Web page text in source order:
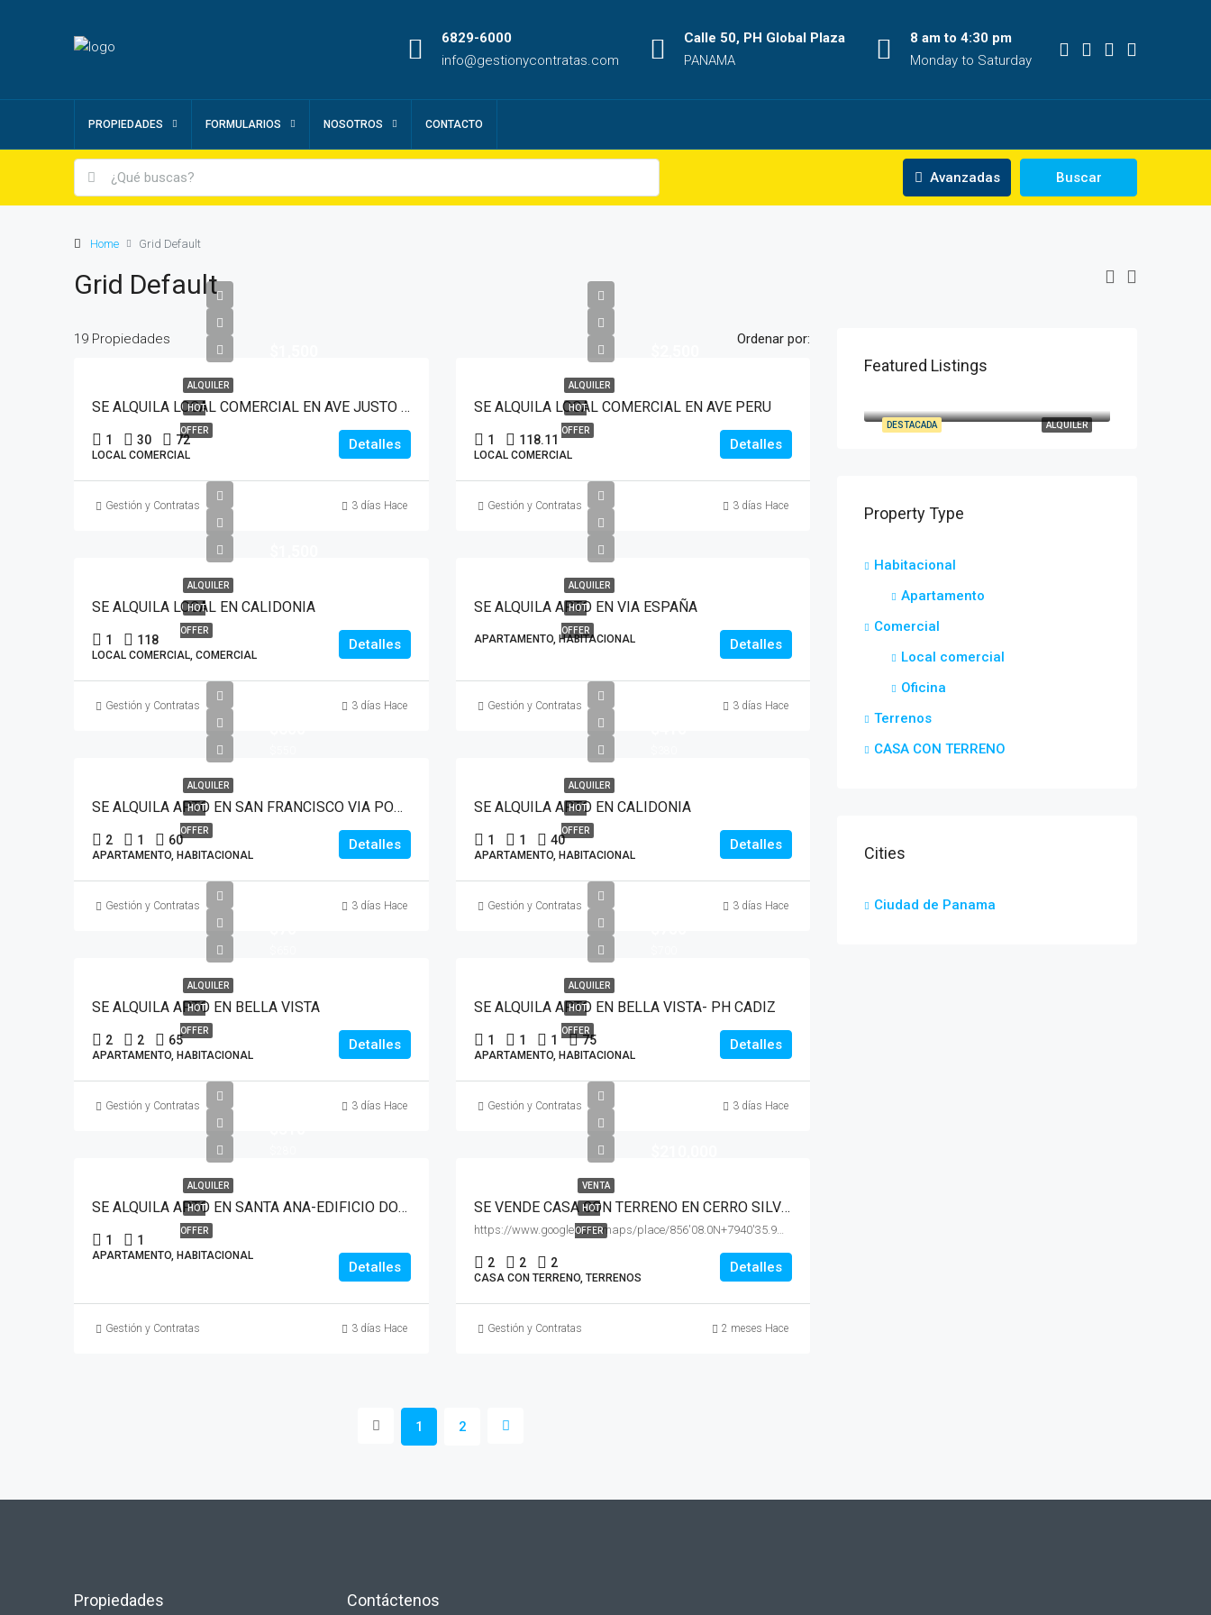
6829-6000
info@gestionycontratas.com
Calle 50, PH Global Plaza
PANAMA
8 am to 4:30 pm
Monday to Saturday
PROPIEDADES FORMULARIOS NOSOTROS CONTACTO
Avanzadas Buscar
Home Grid Default
Grid Default
19 Propiedades Ordenar por:
ALQUILER
HOT
OFFER
SE ALQUILA LOCAL COMERCIAL EN AVE JUSTO AROSEMENA
1 30 72
LOCAL COMERCIAL
Detalles
Gestión y Contratas 3 días Hace
ALQUILER
HOT
OFFER
SE ALQUILA LOCAL COMERCIAL EN AVE PERU
1 118.11
LOCAL COMERCIAL
Detalles
Gestión y Contratas 3 días Hace
ALQUILER
HOT
OFFER
SE ALQUILA LOCAL EN CALIDONIA
1 118
LOCAL COMERCIAL, COMERCIAL
Detalles
Gestión y Contratas 3 días Hace
ALQUILER
HOT
OFFER
SE ALQUILA APTO EN VIA ESPAÑA
APARTAMENTO, HABITACIONAL Detalles
Gestión y Contratas 3 días Hace
ALQUILER
HOT
OFFER
SE ALQUILA APTO EN SAN FRANCISCO VIA PORRAS
2 1 60
APARTAMENTO, HABITACIONAL
Detalles
Gestión y Contratas 3 días Hace
ALQUILER
HOT
OFFER
SE ALQUILA APTO EN CALIDONIA
1 1 40
APARTAMENTO, HABITACIONAL
Detalles
Gestión y Contratas 3 días Hace
ALQUILER
HOT
OFFER
SE ALQUILA APTO EN BELLA VISTA
2 2 65
APARTAMENTO, HABITACIONAL
Detalles
Gestión y Contratas 3 días Hace
ALQUILER
HOT
OFFER
SE ALQUILA APTO EN BELLA VISTA- PH CADIZ
1 1 1 75
APARTAMENTO, HABITACIONAL
Detalles
Gestión y Contratas 3 días Hace
ALQUILER
HOT
OFFER
SE ALQUILA APTO EN SANTA ANA-EDIFICIO DOÑA ELVIRA
1 1
APARTAMENTO, HABITACIONAL
Detalles
Gestión y Contratas 3 días Hace
VENTA
HOT
OFFER
SE VENDE CASA CON TERRENO EN CERRO SILVESTRE ARRAIJAN
https://www.google.com/maps/place/856'08.0N+7940'35.9W/@8.9355617,-79.679209,17z/data=!3m1!4b1!4m4!3m3!8m2!3d8.9355617!4d-79.6766341!18m1!1e1?entry=ttu&g_ep=EgoyMDI2MDYxMC4wIKXMDSoASAFQAw
2 2 2
CASA CON TERRENO, TERRENOS
Detalles
Gestión y Contratas 2 meses Hace
1 2
Featured Listings
ALQUILER
DESTACADA
Property Type
Habitacional
Apartamento
Comercial
Local comercial
Oficina
Terrenos
CASA CON TERRENO
Cities
Ciudad de Panama
Propiedades Contáctenos